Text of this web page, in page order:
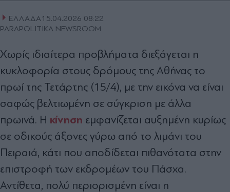
ΕΛΛΑΔΑ15.04.2026 08:22
PARAPOLITIKA NEWSROOM
Χωρίς ιδιαίτερα προβλήματα διεξάγεται η
κυκλοφορία στους δρόμους της Αθήνας το
πρωί της Τετάρτης (15/4), με την εικόνα να είναι
σαφώς βελτιωμένη σε σύγκριση με άλλα
πρωινά. Η κίνηση εμφανίζεται αυξημένη κυρίως
σε οδικούς άξονες γύρω από το λιμάνι του
Πειραιά, κάτι που αποδίδεται πιθανότατα στην
επιστροφή των εκδρομέων του Πάσχα.
Αντίθετα, πολύ περιορισμένη είναι η